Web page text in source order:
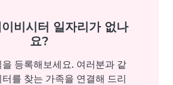
비시터 일자리가 없나
요?
등록해보세요. 여러분과 같
를 찾는 가족을 연결해 드리